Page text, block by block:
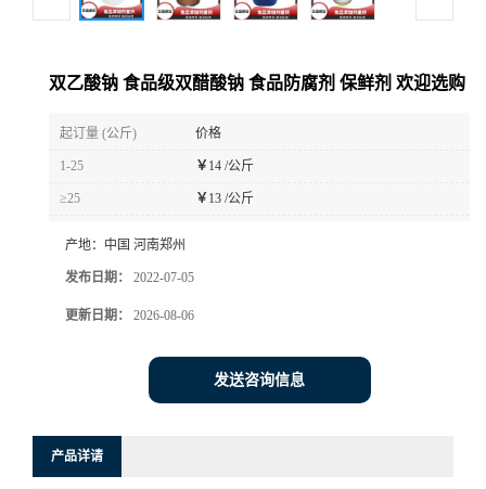
双乙酸钠 食品级双醋酸钠 食品防腐剂 保鲜剂 欢迎选购
起订量 (公斤) 价格
1-25 ￥ 14 /公斤
≥25 ￥ 13 /公斤
产地： 中国 河南郑州
发布日期： 2022-07-05
更新日期： 2026-08-06
发送咨询信息
产品详请